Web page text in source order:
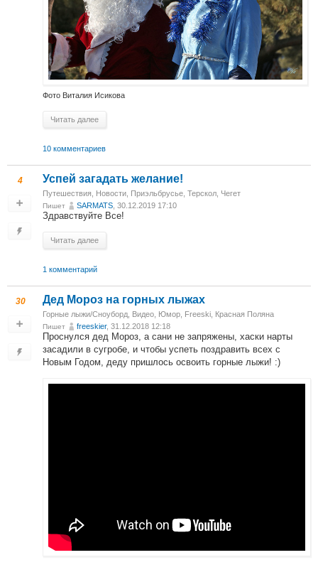
Фото Виталия Исикова
Читать далее
10 комментариев
4 Успей загадать желание!
Путешествия Новости Приэльбрусье, Терскол, Чегет
Пишет SARMATS , 30.12.2019 17:10
Здравствуйте Все!
Читать далее
1 комментарий
30 Дед Мороз на горных лыжах
Горные лыжи/Сноуборд Видео Юмор Freeski Красная Поляна
Пишет freeskier, 31.12.2018 12:18
Проснулся дед Мороз, а сани не запряжены, хаски нарты
засадили в сугробе, и чтобы успеть поздравить всех с
Новым Годом, деду пришлось освоить горные лыжи! :)